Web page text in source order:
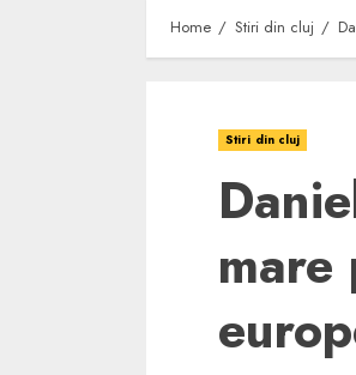
Home Stiri din cluj
Stiri din cluj